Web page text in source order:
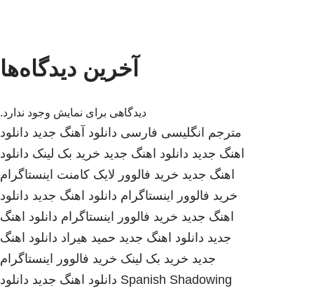
آخرین دیدگاه‌ها
دیدگاهی برای نمایش وجود ندارد.
مترجم انگلیسی فارسی دانلود آهنگ جدید دانلود
اهنگ جدید دانلود اهنگ جدید خرید بک لینک دانلود
اهنگ جدید خرید فالوور لایک کامنت اینستاگرام
خرید فالوور اینستاگرام دانلود اهنگ جدید دانلود
اهنگ جدید خرید فالوور اینستاگرام دانلود اهنگ
جدید دانلود اهنگ جدید حمید هیراد دانلود اهنگ
جدید خرید بک لینک خرید فالوور اینستاگرام
Spanish Shadowing دانلود اهنگ جدید دانلود